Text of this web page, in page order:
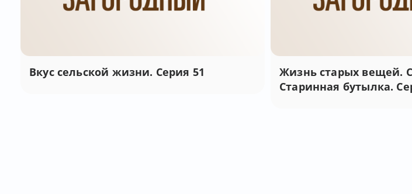
Вкус сельской жизни. Серия 51
Жизнь старых вещей.
Старинная бутылка.